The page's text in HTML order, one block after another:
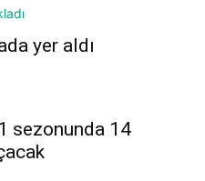
yer aldı
sezonunda 14